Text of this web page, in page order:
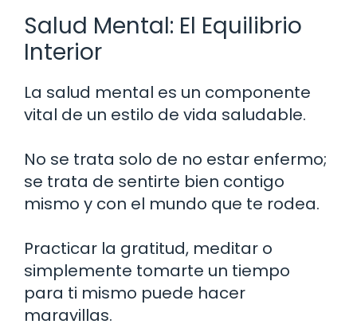
Salud Mental: El Equilibrio
Interior
La salud mental es un componente
vital de un estilo de vida saludable.
No se trata solo de no estar enfermo;
se trata de sentirte bien contigo
mismo y con el mundo que te rodea.
Practicar la gratitud, meditar o
simplemente tomarte un tiempo
para ti mismo puede hacer
maravillas.